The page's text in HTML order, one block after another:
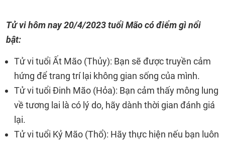
Tử vi hôm nay20/4/2023tuổi Mão có điểm gì nổi
bật:
Tử vi tuổi Ất Mão (Thủy): Bạn sẽ được truyền cảm
hứng để trang trí lại không gian sống của mình.
Tử vi tuổi Đinh Mão (Hỏa): Bạn cảm thấy mông lung
về tương lai là có lý do, hãy dành thời gian đánh giá
lại.
Tử vi tuổi Kỷ Mão (Thổ): Hãy thực hiện nếu bạn luôn